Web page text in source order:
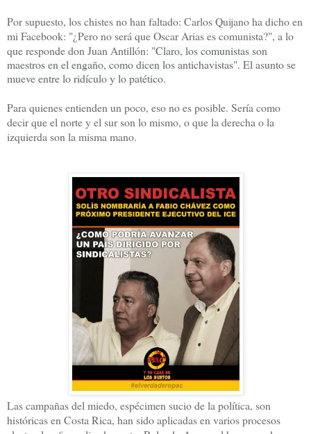
Por supuesto, los chistes no han faltado: Carlos Quijano ha dicho en
mi Facebook: "¿Pero no será que Oscar Arias es comunista?", a lo
que responde don Juan Antillón: "Claro, los comunistas son
maestros en el engaño, como dicen los antichavistas". El asunto se
mueve entre lo ridículo y lo patético.
Para quienes entienden un poco, eso no es posible. Sería como
decir que el norte y el sur son lo mismo, o que la derecha o la
izquierda son la misma mano.
Las campañas del miedo, espécimen sucio de la política, son
históricas en Costa Rica, han sido aplicadas en varios procesos